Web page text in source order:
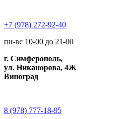
+7 (978) 272-92-40
пн-вс 10-00 до 21-00
г. Симферополь,
ул. Никанорова, 4Ж
Виноград
8 (978) 777-18-95